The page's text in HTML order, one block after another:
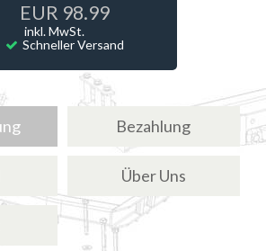
EUR 98.99
inkl. MwSt.
Schneller Versand
Bezahlung
Über Uns